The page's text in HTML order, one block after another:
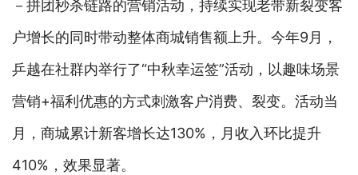
－拼团秒杀链路的营销活动，持续实现老带新裂变客
户增长的同时带动整体商城销售额上升。今年9月，
乒越在社群内举行了“中秋幸运签”活动，以趣味场景
营销+福利优惠的方式刺激客户消费、裂变。活动当
月，商城累计新客增长达130%，月收入环比提升
410%，效果显著。